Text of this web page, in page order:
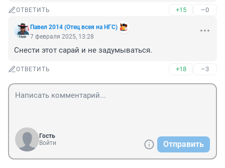
ОТВЕТИТЬ +15 –0
Павел 2014 (Отец всея на НГС)
7 февраля 2025, 13:28
Снести этот сарай и не задумываться.
ОТВЕТИТЬ +18 –3
Гость
Войти
Отправить